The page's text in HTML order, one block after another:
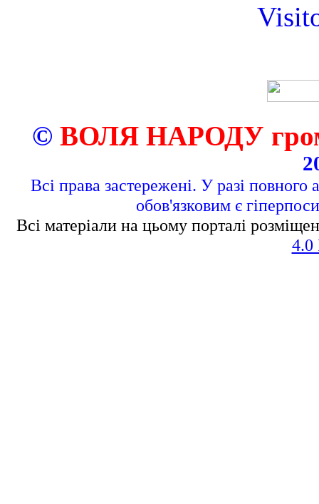
© ВОЛЯ НАРОДУ
Всі права застережені. У разі повного
обов'язковим є
Всі матеріали на цьому порталі
4.0